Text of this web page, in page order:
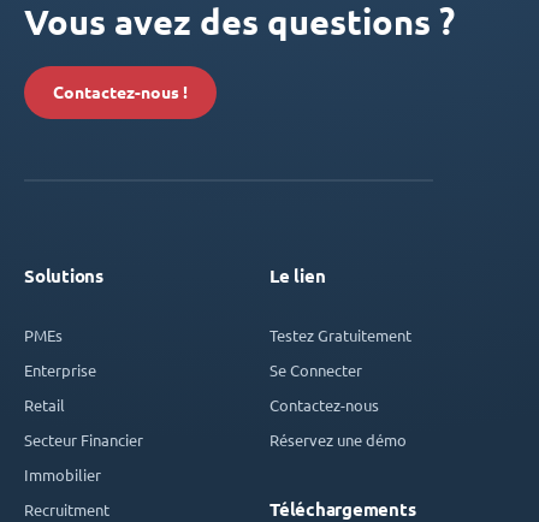
Vous avez des questions ?
Contactez-nous !
Solutions
PMEs
Enterprise
Retail
Secteur Financier
Immobilier
Recruitment
Le lien
Testez Gratuitement
Se Connecter
Contactez-nous
Réservez une démo
Téléchargements